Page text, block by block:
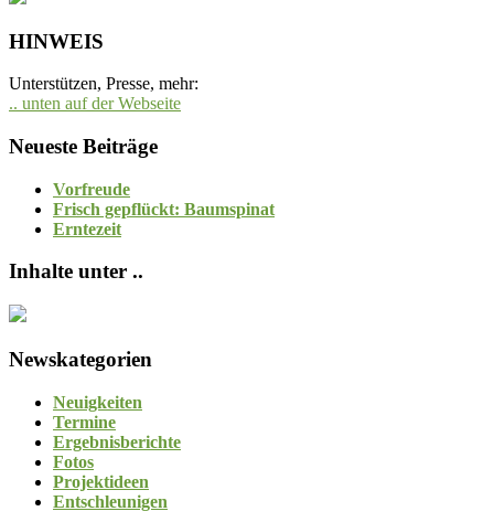
HINWEIS
Unterstützen, Presse, mehr:
.. unten auf der Webseite
Neueste Beiträge
Vorfreude
Frisch gepflückt: Baumspinat
Erntezeit
Inhalte unter ..
Newskategorien
Neuigkeiten
Termine
Ergebnisberichte
Fotos
Projektideen
Entschleunigen